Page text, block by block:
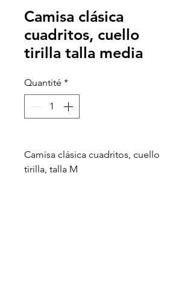
Camisa clásica
cuadritos, cuello
tirilla talla media
Quantité *
Camisa clásica cuadritos, cuello
tirilla, talla M